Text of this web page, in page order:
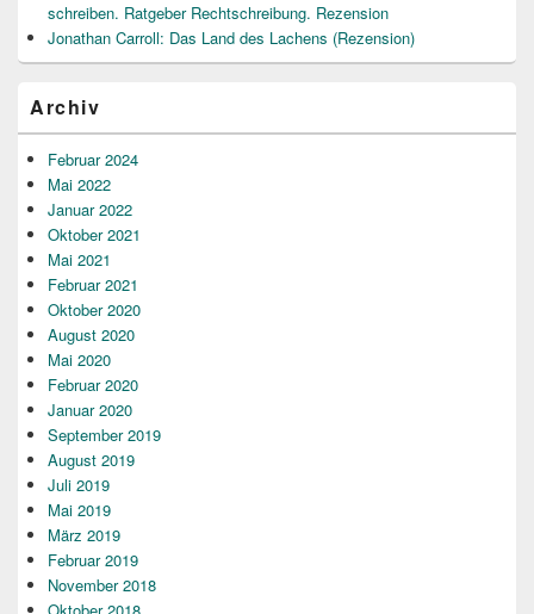
schreiben. Ratgeber Rechtschreibung. Rezension
Jonathan Carroll: Das Land des Lachens (Rezension)
Archiv
Februar 2024
Mai 2022
Januar 2022
Oktober 2021
Mai 2021
Februar 2021
Oktober 2020
August 2020
Mai 2020
Februar 2020
Januar 2020
September 2019
August 2019
Juli 2019
Mai 2019
März 2019
Februar 2019
November 2018